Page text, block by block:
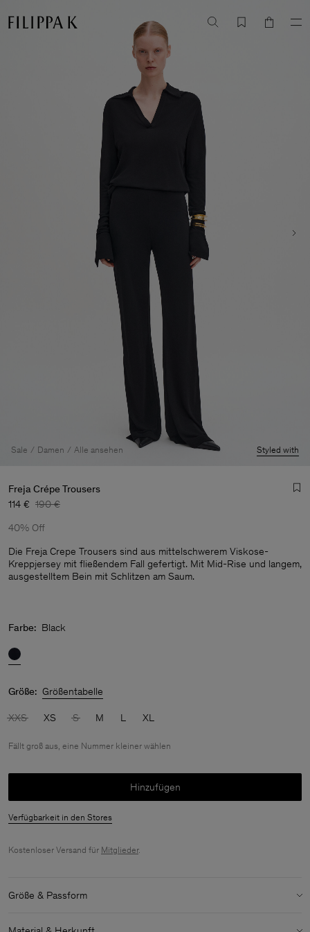
Sale Damen Alle ansehen Styled with
Freja Crépe Trousers
114 € 190 €
40% Off
Die Freja Crepe Trousers sind aus mittelschwerem Viskose-
Kreppjersey mit fließendem Fall gefertigt. Mit Mid-Rise und langem,
ausgestelltem Bein mit Schlitzen am Saum.
Farbe: Black
Größe: Größentabelle
XXS XS S M L XL
Fällt groß aus, eine Nummer kleiner wählen
Hinzufügen
Verfügbarkeit in den Stores
Kostenloser Versand für Mitglieder.
Größe & Passform
Größenbestimmung: